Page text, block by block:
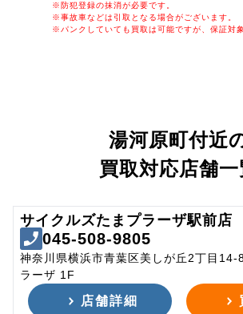
※防犯登録の抹消が必要です。
※事故車などは引取となる場合がございます。
※パンクしていても買取は可能ですが、保証対
湯河原町付近
買取対応店舗一
サイクルズたまプラーザ駅前店
045-508-9805
神奈川県横浜市青葉区美しが丘2丁目14-
ラーザ 1F
店舗詳細